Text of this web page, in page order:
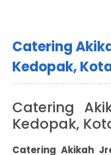
Catering
Kedopak,
Catering
Kedopak,
Catering Akikah